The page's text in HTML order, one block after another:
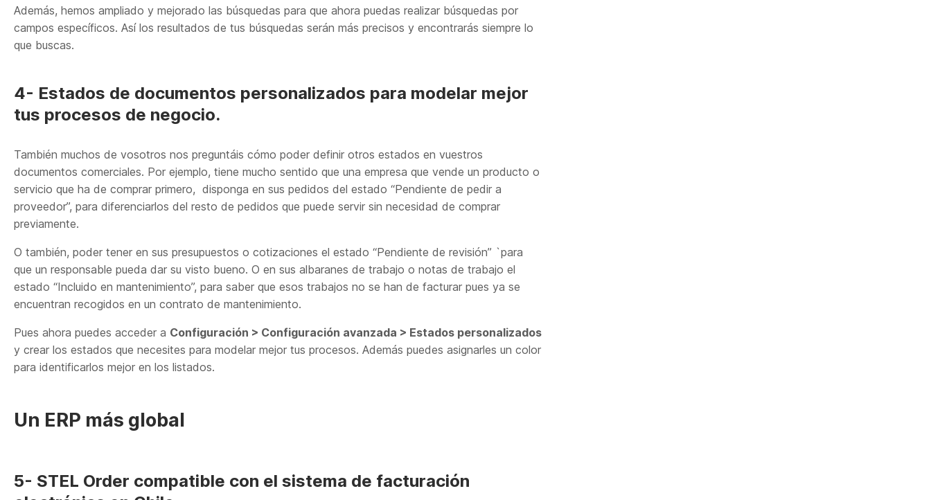
Además, hemos ampliado y mejorado las búsquedas para que ahora puedas realizar búsquedas por
campos específicos. Así los resultados de tus búsquedas serán más precisos y encontrarás siempre lo
que buscas.
4- Estados de documentos personalizados para modelar mejor
tus procesos de negocio.
También muchos de vosotros nos preguntáis cómo poder definir otros estados en vuestros
documentos comerciales. Por ejemplo, tiene mucho sentido que una empresa que vende un producto o
servicio que ha de comprar primero, disponga en sus pedidos del estado “Pendiente de pedir a
proveedor”, para diferenciarlos del resto de pedidos que puede servir sin necesidad de comprar
previamente.
O también, poder tener en sus presupuestos o cotizaciones el estado “Pendiente de revisión” `para
que un responsable pueda dar su visto bueno. O en sus albaranes de trabajo o notas de trabajo el
estado “Incluido en mantenimiento”, para saber que esos trabajos no se han de facturar pues ya se
encuentran recogidos en un contrato de mantenimiento.
Pues ahora puedes acceder a Configuración > Configuración avanzada > Estados personalizados
y crear los estados que necesites para modelar mejor tus procesos. Además puedes asignarles un color
para identificarlos mejor en los listados.
Un ERP más global
5- STEL Order compatible con el sistema de facturación